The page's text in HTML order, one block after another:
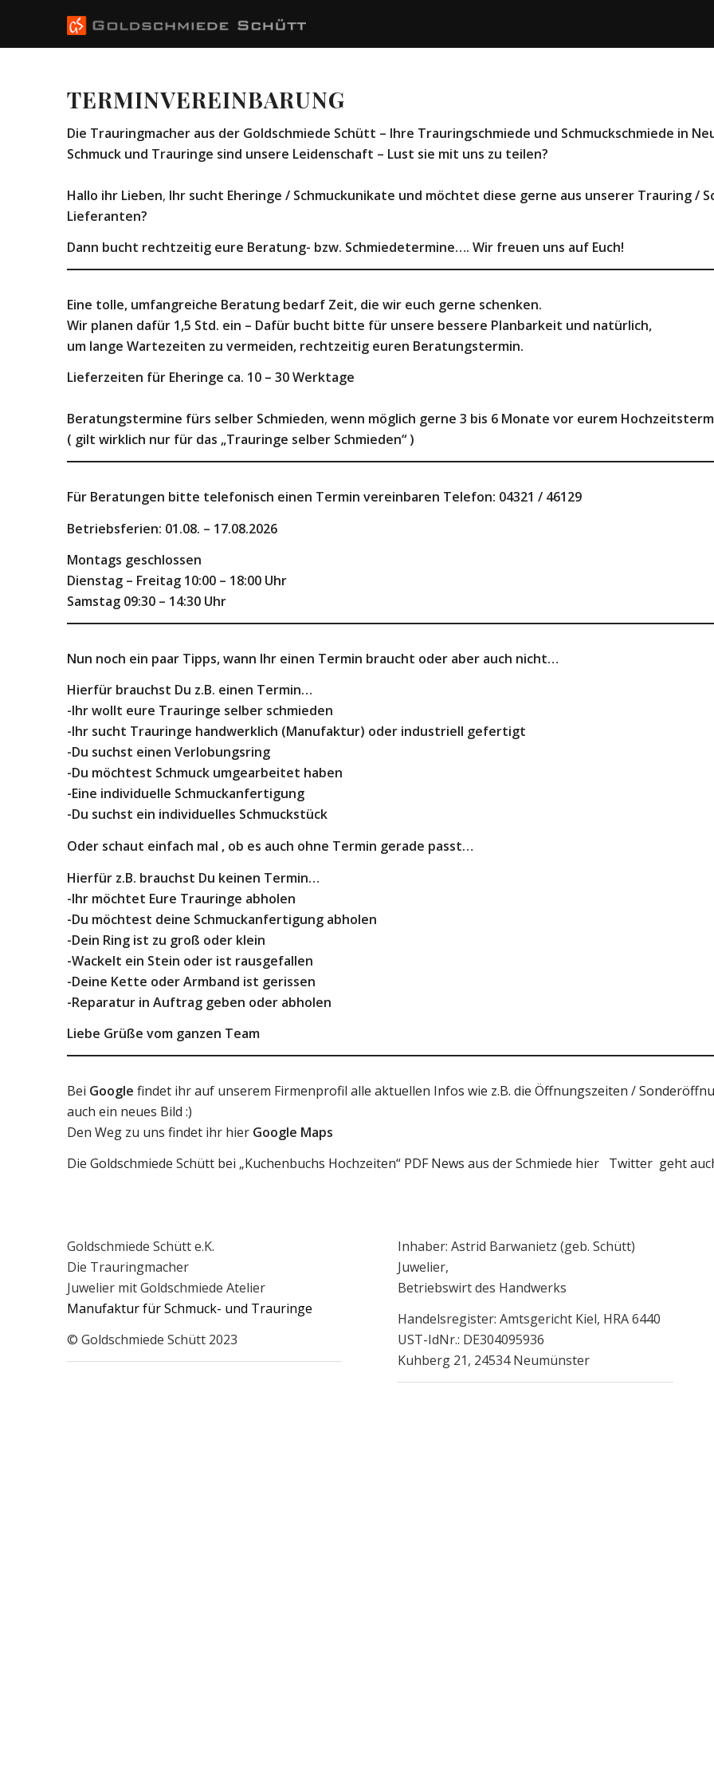
TERMINVEREINBARUNG
Die Trauringmacher aus der Goldschmiede Schütt – Ihre Trauringschmiede und Schmuckschmiede in
Schmuck und Trauringe sind unsere Leidenschaft – Lust sie mit uns zu teilen?
Hallo ihr Lieben, Ihr sucht Eheringe / Schmuckunikate und möchtet diese gerne aus unserer Trauring /
Lieferanten?
Dann bucht rechtzeitig eure Beratung- bzw. Schmiedetermine…. Wir freuen uns auf Euch!
Eine tolle, umfangreiche Beratung bedarf Zeit, die wir euch gerne schenken.
Wir planen dafür 1,5 Std. ein – Dafür bucht bitte für unsere bessere Planbarkeit und natürlich,
um lange Wartezeiten zu vermeiden, rechtzeitig euren Beratungstermin.
Lieferzeiten für Eheringe ca. 10 – 30 Werktage
Beratungstermine fürs selber Schmieden, wenn möglich gerne 3 bis 6 Monate vor eurem
( gilt wirklich nur für das „Trauringe selber Schmieden“ )
Für Beratungen bitte telefonisch einen Termin vereinbaren Telefon: 04321 / 46129
Betriebsferien: 01.08. – 17.08.2026
Montags geschlossen
Dienstag – Freitag 10:00 – 18:00 Uhr
Samstag 09:30 – 14:30 Uhr
Nun noch ein paar Tipps, wann Ihr einen Termin braucht oder aber auch nicht…
Hierfür brauchst Du z.B. einen Termin…
-Ihr wollt eure Trauringe selber schmieden
-Ihr sucht Trauringe handwerklich (Manufaktur) oder industriell gefertigt
-Du suchst einen Verlobungsring
-Du möchtest Schmuck umgearbeitet haben
-Eine individuelle Schmuckanfertigung
-Du suchst ein individuelles Schmuckstück
Oder schaut einfach mal , ob es auch ohne Termin gerade passt…
Hierfür z.B. brauchst Du keinen Termin…
-Ihr möchtet Eure Trauringe abholen
-Du möchtest deine Schmuckanfertigung abholen
-Dein Ring ist zu groß oder klein
-Wackelt ein Stein oder ist rausgefallen
-Deine Kette oder Armband ist gerissen
-Reparatur in Auftrag geben oder abholen
Liebe Grüße vom ganzen Team
Bei Google findet ihr auf unserem Firmenprofil alle aktuellen Infos wie z.B. die Öffnungszeiten /
auch ein neues Bild :)
Den Weg zu uns findet ihr hier Google Maps
Die Goldschmiede Schütt bei „Kuchenbuchs Hochzeiten“ PDFNews aus der Schmiede hier Twittergeht
Goldschmiede Schütt e.K.
Die Trauringmacher
Juwelier mit Goldschmiede Atelier
Manufaktur für Schmuck- und Trauringe
© Goldschmiede Schütt 2023
Inhaber: Astrid Barwanietz (geb. Schütt)
Juwelier,
Betriebswirt des Handwerks
Handelsregister: Amtsgericht Kiel, HRA 6440
UST-IdNr.: DE304095936
Kuhberg 21, 24534 Neumünster